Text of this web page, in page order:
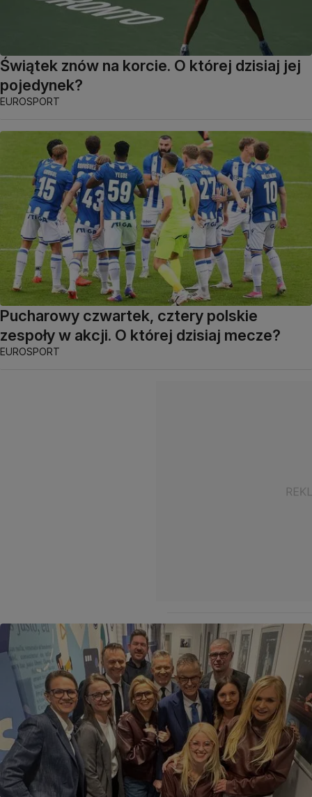
Świątek znów na korcie. O której dzisiaj jej
pojedynek?
EUROSPORT
Pucharowy czwartek, cztery polskie
zespoły w akcji. O której dzisiaj mecze?
EUROSPORT